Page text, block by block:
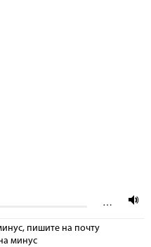
…
пишите на почту
минус